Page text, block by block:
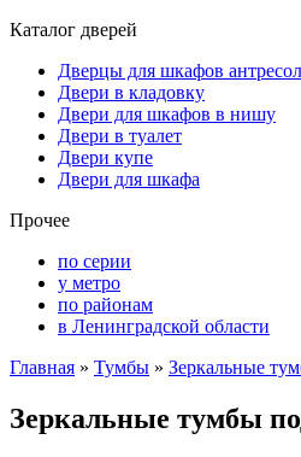
Каталог дверей
Дверцы для шкафов
Двери в кладовку
Двери для шкафов в нишу
Двери в туалет
Двери купе
Двери для шкафа
Прочее
по серии
у метро
по районам
в Ленинградской области
Главная » Тумбы » Зеркальные
Зеркальные тумбы